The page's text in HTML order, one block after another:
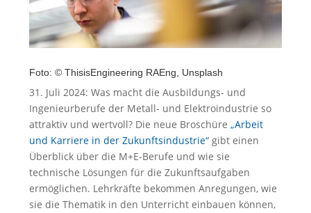
Foto: © ThisisEngineering RAEng, Unsplash
31. Juli 2024: Was macht die Ausbildungs- und
Ingenieurberufe der Metall- und Elektroindustrie so
attraktiv und wertvoll? Die neue Broschüre „Arbeit
und Karriere in der Zukunftsindustrie“ gibt einen
Überblick über die M+E-Berufe und wie sie
technische Lösungen für die Zukunftsaufgaben
ermöglichen. Lehrkräfte bekommen Anregungen, wie
sie die Thematik in den Unterricht einbauen können,